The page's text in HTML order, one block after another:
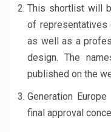
This shortlist will
of representatives
as well as a
design. The
published on the
Generation
final approval